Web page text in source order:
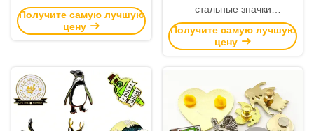
Получите самую лучшую
цену
стальные значки
¦Уникальная форма с
цветным эмалированным
Получите самую лучшую
цену